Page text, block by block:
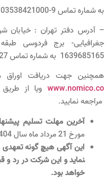
به شماره تماس 9-03538421000
– آدرس دفتر تهران : خیابان
1639685165 به شماره تماس 88397427-021
همچنین جهت دریافت اوراق
www.nomico.co ویا از
مراجعه نمایید.
آخرین مهلت تسلیم
مورخ 21 مرداد ماه سال 1404.
نماید و این شرکت در رد و
خواهد بود.